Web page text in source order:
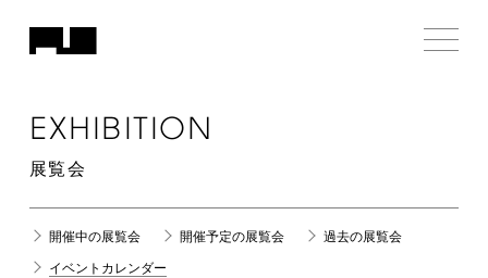
EXHIBITION
展覧会
開催中の展覧会 開催予定の展覧会 過去の展覧会
イベントカレンダー